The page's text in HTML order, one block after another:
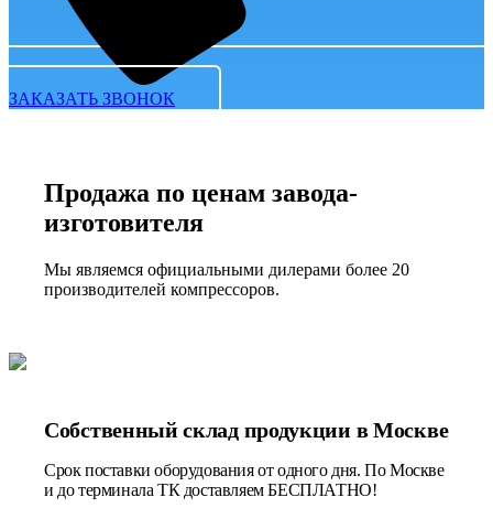
ЗАКАЗАТЬ ЗВОНОК
Продажа по ценам завода-
изготовителя
Мы являемся официальными дилерами более 20
производителей компрессоров.
Собственный склад продукции в Москве
Срок поставки оборудования от одного дня. По Москве
и до терминала ТК доставляем БЕСПЛАТНО!